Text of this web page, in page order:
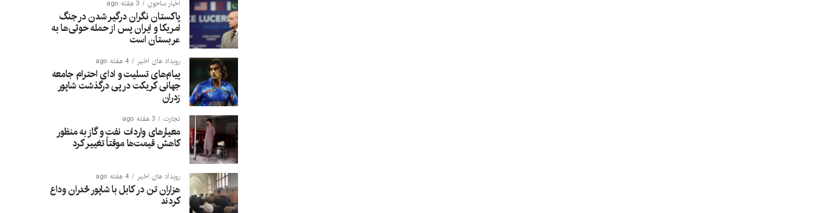
اخبار ساحوی 3 هفته ago
پاکستان نگران درگیر شدن در جنگ
امریکا و ایران پس از حمله حوثی‌ها به
عربستان است
رویداد های اخیر 4 هفته ago
پیام‌های تسلیت و ادای احترام جامعه
جهانی کریکت در پی درگذشت شاپور
زدران
تجارت 3 هفته ago
معیارهای واردات نفت و گاز به منظور
کاهش قیمت‌ها موقتاً تغییر کرد
رویداد های اخیر 4 هفته ago
هزاران تن در کابل با شاپور ځدران وداع
کردند